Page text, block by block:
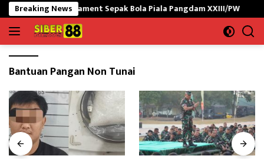
Langsung
ke
konten
Breaking News
Turnament Sepak Bola Piala Pangdam XXIII/PW Polres
Bantuan Pangan Non Tunai